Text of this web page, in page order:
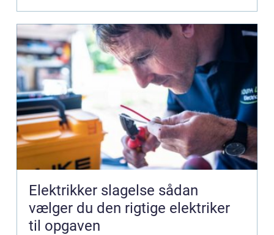
Elektrikker slagelse sådan
vælger du den rigtige elektriker
til opgaven